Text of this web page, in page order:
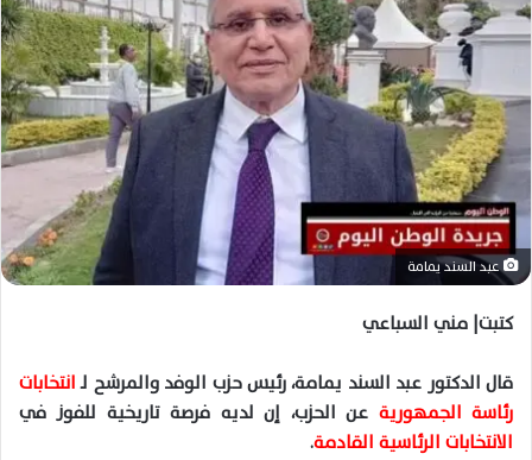
عبد السند يمامة
كتبت| مني السباعي
قال الدكتور عبد السند يمامة، رئيس حزب الوفد والمرشح لـانتخابات
رئاسة الجمهورية عن الحزب، إن لديه فرصة تاريخية للفوز في
الانتخابات الرئاسية القادمة.